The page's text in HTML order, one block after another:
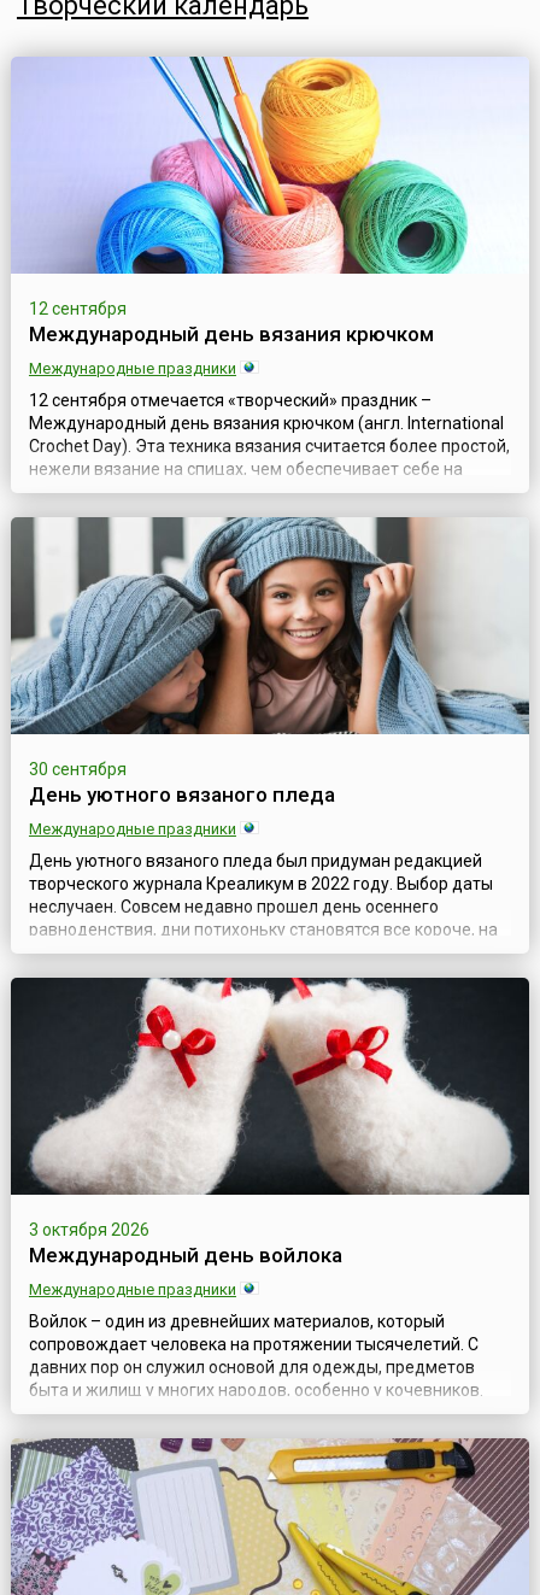
12 сентября
Международный день вязания крючком
Международные праздники
12 сентября отмечается «творческий» праздник –
Международный день вязания крючком (англ. International
Crochet Day). Эта техника вязания считается более простой,
нежели вязание на спицах, чем обеспечивает себе на
сегодняшний день наибольшую популярность. Более
доступное в плане обучения, вязание крючком завоевало и
большее распространение. Для любителей вязания, как
начинающих, так и опытн...
30 сентября
День уютного вязаного пледа
Международные праздники
День уютного вязаного пледа был придуман редакцией
творческого журнала Креаликум в 2022 году. Выбор даты
неслучаен. Совсем недавно прошел день осеннего
равноденствия, дни потихоньку становятся все короче, на
улице холодает... Самое время закутаться в уютный
вязаный плед!Каждое время прекрасно по-своему, и осень
волшебна своим особым настроением. Она приглашает нас
немного замедлиться, обустрои...
3 октября 2026
Международный день войлока
Международные праздники
Войлок – один из древнейших материалов, который
сопровождает человека на протяжении тысячелетий. С
давних пор он служил основой для одежды, предметов
быта и жилищ у многих народов, особенно у кочевников.
Сегодня войлок вновь обретает популярность, но уже как
художественный материал: из него создают украшения,
одежду, аксессуары и декоративные предметы. В честь
этого уникального материала еже...